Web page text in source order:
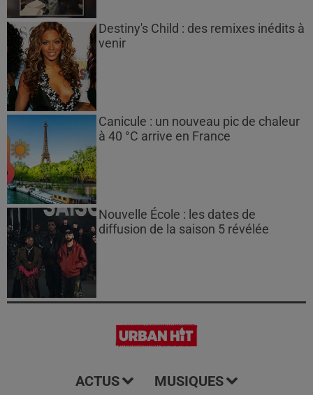
Destiny's Child : des remixes inédits à
venir
Canicule : un nouveau pic de chaleur
à 40 °C arrive en France
Nouvelle École : les dates de
diffusion de la saison 5 révélée
ACTUS MUSIQUES